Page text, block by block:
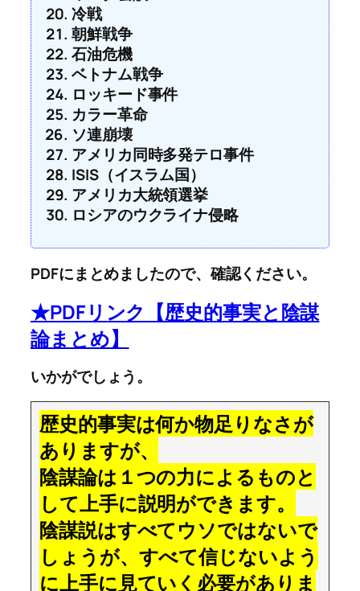
冷戦
朝鮮戦争
石油危機
ベトナム戦争
ロッキード事件
カラー革命
ソ連崩壊
アメリカ同時多発テロ事件
ISIS（イスラム国）
アメリカ大統領選挙
ロシアのウクライナ侵略
PDFにまとめましたので、確認ください。
★PDFリンク【歴史的事実と陰謀
論まとめ】
いかがでしょう。
歴史的事実は何か物足りなさが
ありますが、
陰謀論は１つの力によるものと
して上手に説明ができます。
陰謀説はすべてウソではないで
しょうが、すべて信じないよう
に上手に見ていく必要がありま